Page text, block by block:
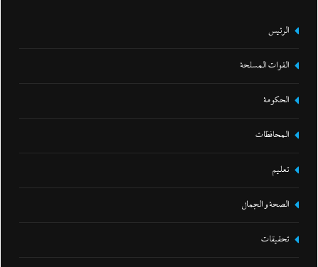
الرئيس
القوات المسلحة
الحكومة
المحافظات
تعليم
الصحة و الجمال
تحقيقات